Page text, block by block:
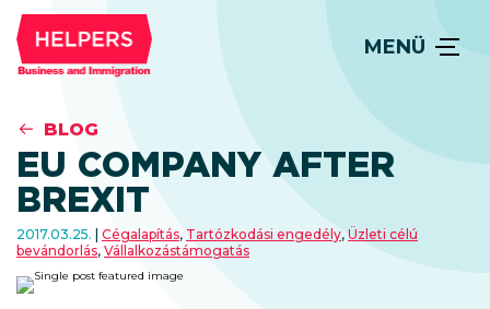
MENÜ
BLOG
EU COMPANY AFTER
BREXIT
2017.03.25. Cégalapítás, Tartózkodási engedély, Üzleti célú
bevándorlás, Vállalkozástámogatás